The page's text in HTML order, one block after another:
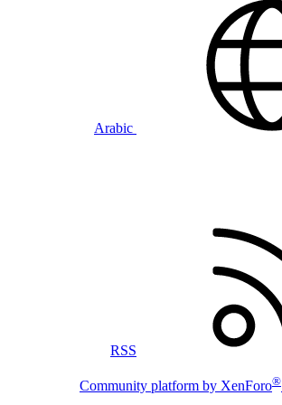
RSS
Community platform by XenForo®